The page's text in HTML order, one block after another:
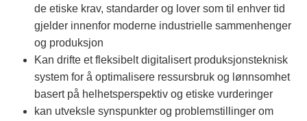
de etiske krav, standarder og lover som til enhver tid
gjelder innenfor moderne industrielle sammenhenger
og produksjon
Kan drifte et fleksibelt digitalisert produksjonsteknisk
system for å optimalisere ressursbruk og lønnsomhet
basert på helhetsperspektiv og etiske vurderinger
kan utveksle synspunkter og problemstillinger om